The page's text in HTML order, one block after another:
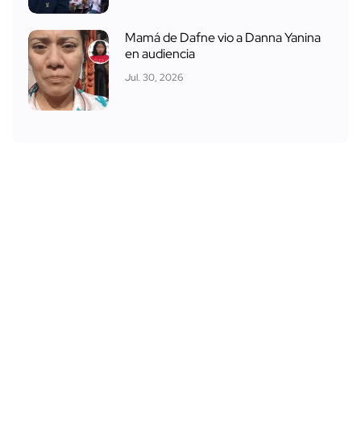
Mamá de Dafne vio a Danna Yanina
en audiencia
Jul. 30, 2026